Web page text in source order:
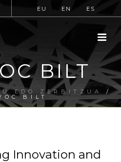
EU EN ES
BILT
EDO ZERBITZUA /
BILT
Innovation and